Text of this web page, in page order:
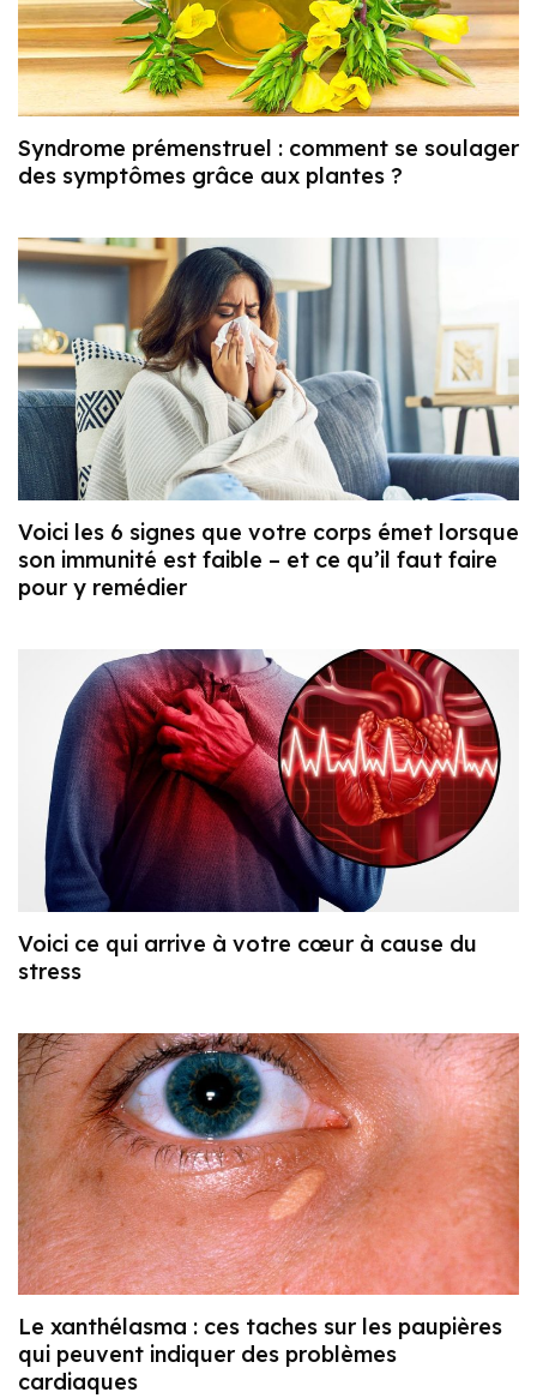
Syndrome prémenstruel : comment se soulager
des symptômes grâce aux plantes ?
Voici les 6 signes que votre corps émet lorsque
son immunité est faible – et ce qu’il faut faire
pour y remédier
Voici ce qui arrive à votre cœur à cause du
stress
Le xanthélasma : ces taches sur les paupières
qui peuvent indiquer des problèmes
cardiaques